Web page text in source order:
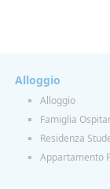
Alloggio
Alloggio
Famiglia
Residenza
Appartamento